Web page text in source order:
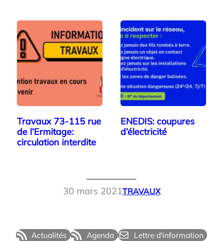
Travaux 73-115 rue
de l’Ermitage:
circulation interdite
ENEDIS: coupures
d’électricité
30 mars 2021TRAVAUX
Actualités Agenda
Lettre d'information